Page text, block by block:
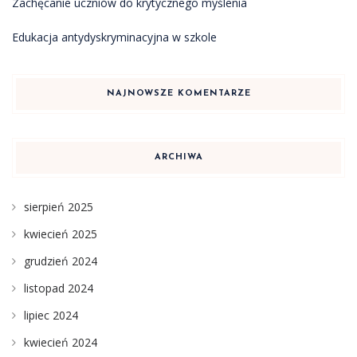
Edukacja antydyskryminacyjna w szkole
NAJNOWSZE KOMENTARZE
ARCHIWA
sierpień 2025
kwiecień 2025
grudzień 2024
listopad 2024
lipiec 2024
kwiecień 2024